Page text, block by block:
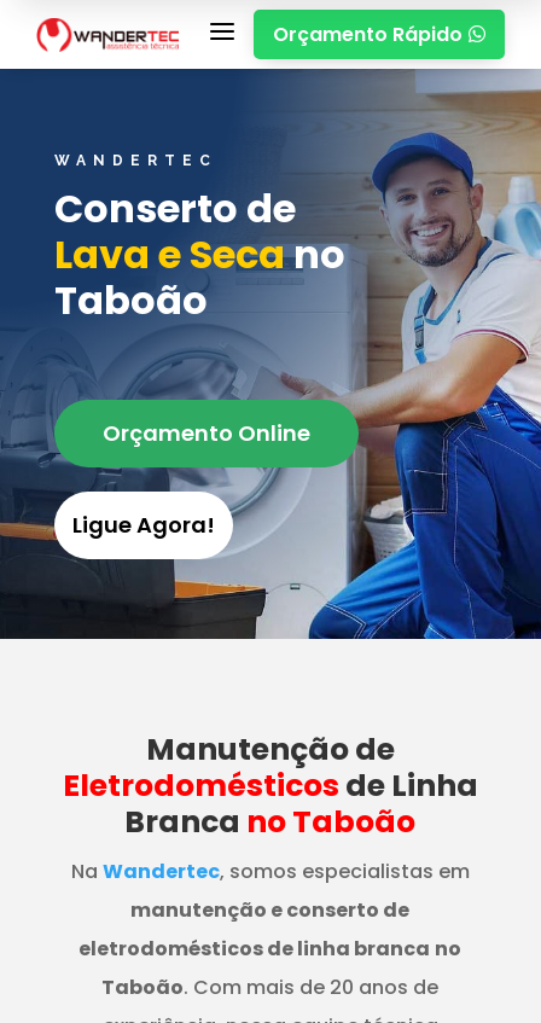
a Orçamento Rápido 
WANDERTEC
Conserto de
Lava e Secano
Taboão
Orçamento Online
Ligue Agora!
Manutençãode
Eletrodomésticos de Linha
Branca no Taboão
Na Wandertec, somos especialistas em
manutenção e conserto de
eletrodomésticos de linha branca no
Taboão. Com mais de 20 anos de